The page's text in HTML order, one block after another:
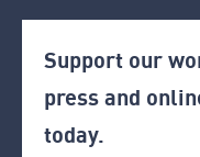
Support our
press and
today.